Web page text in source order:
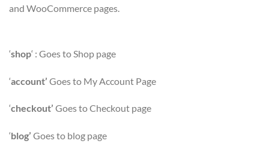
and WooCommerce pages.
‘shop‘ : Goes to Shop page
‘account’ Goes to My Account Page
‘checkout’ Goes to Checkout page
‘blog’ Goes to blog page